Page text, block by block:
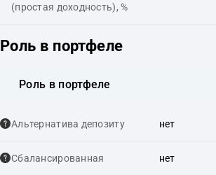
(простая доходность), %
Роль в портфеле
Роль в портфеле
Альтернатива депозиту нет
Сбалансированная нет